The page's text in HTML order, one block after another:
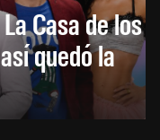
Casa de los
quedó la